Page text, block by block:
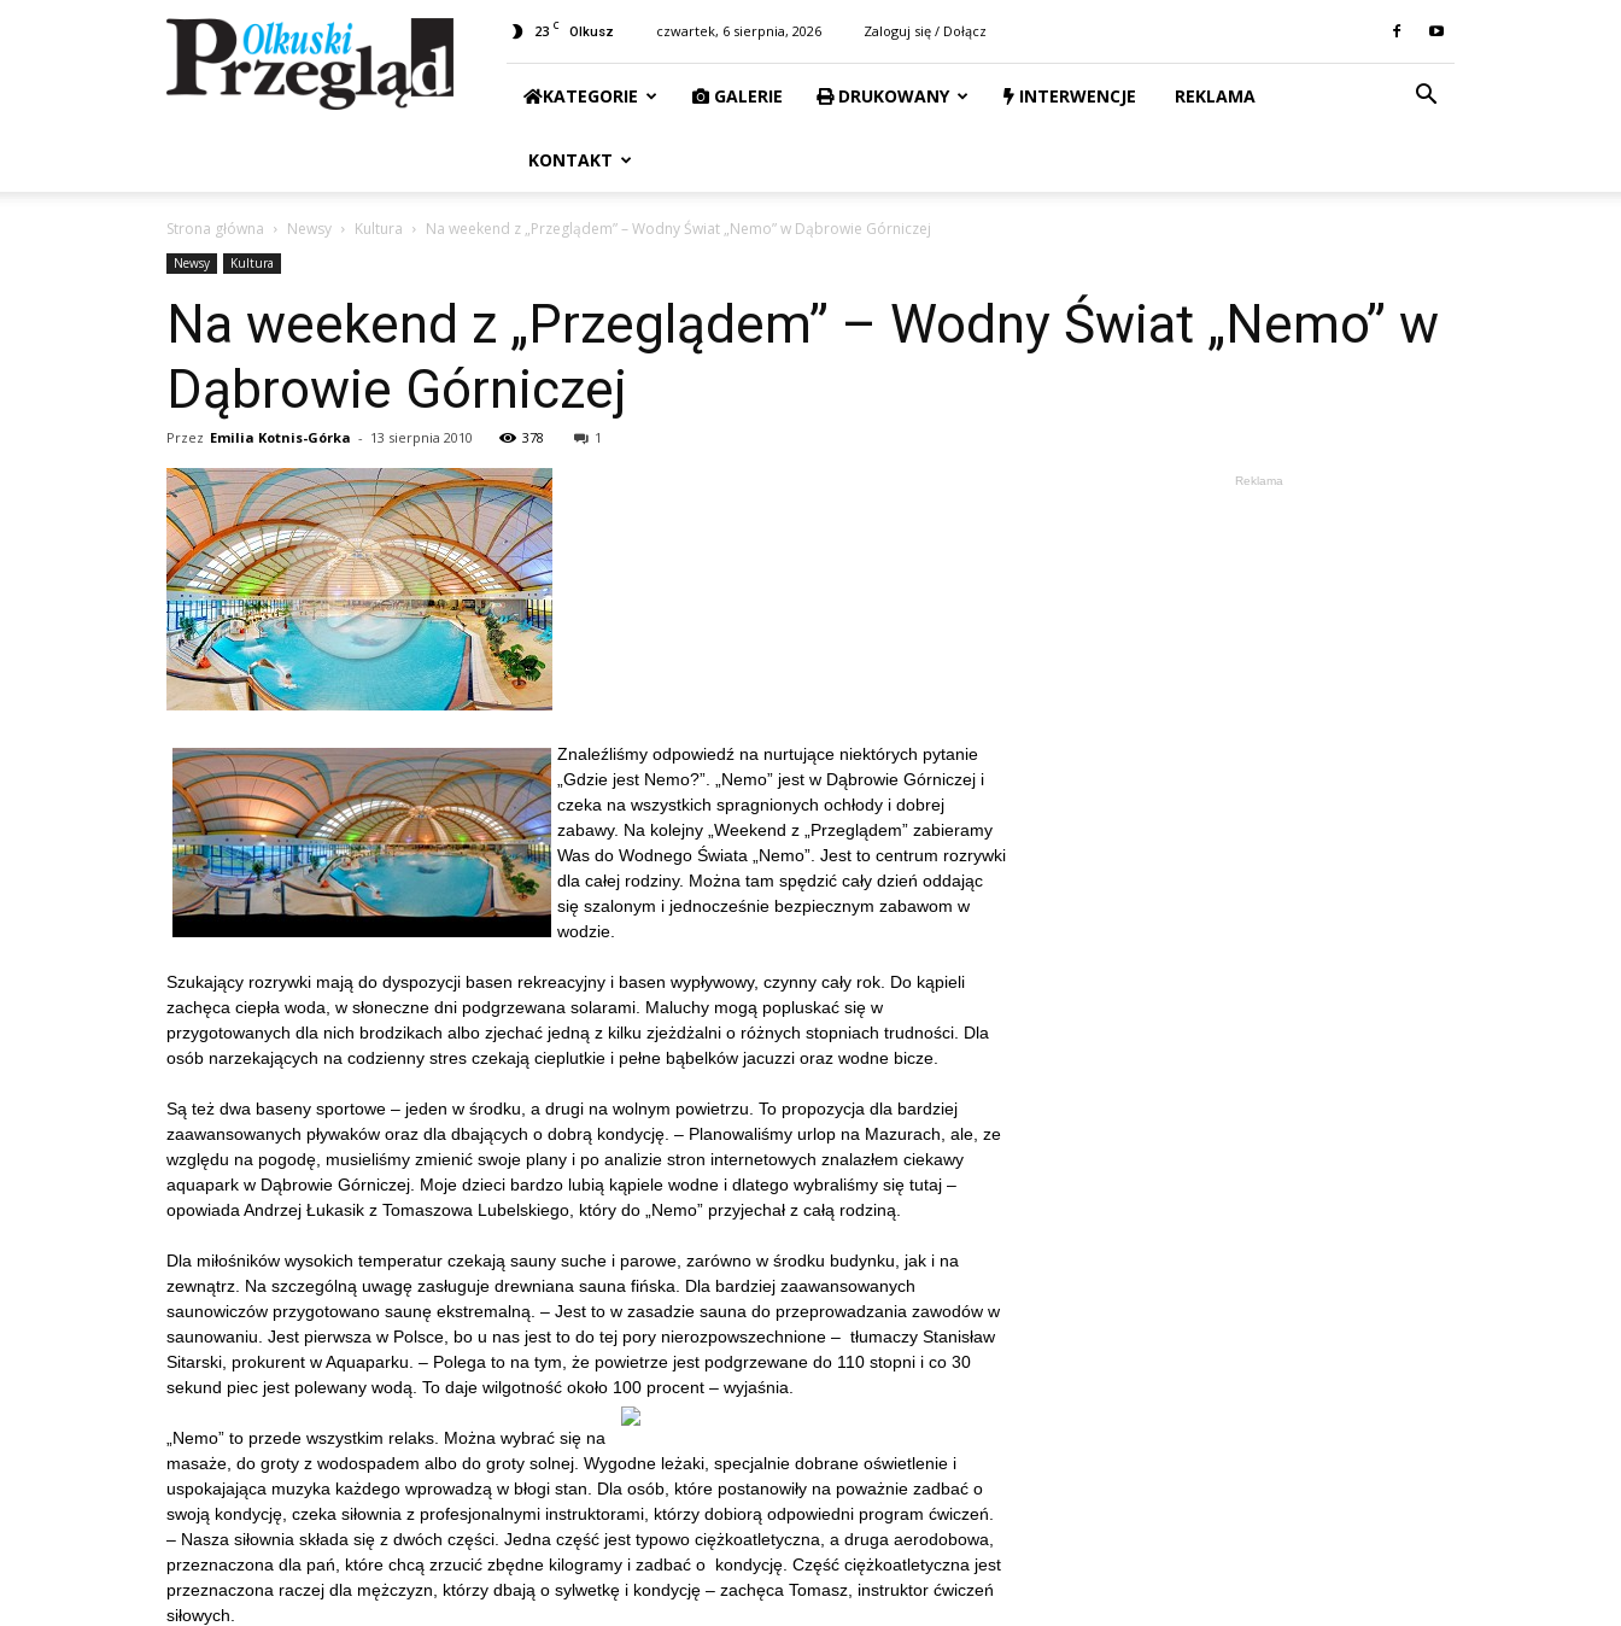
Przegląd
Olkuski
23 C Olkusz czwartek, 6 sierpnia, 2026 Zaloguj się / Dołącz
KATEGORIE GALERIE DRUKOWANY INTERWENCJE REKLAMA
KONTAKT
Strona główna Newsy Kultura Na weekend z „Przeglądem” – Wodny Świat „Nemo” w Dąbrowie Górniczej
Newsy Kultura
Na weekend z „Przeglądem” – Wodny Świat „Nemo” w
Dąbrowie Górniczej
Przez Emilia Kotnis-Górka - 13 sierpnia 2010 378 1
Znaleźliśmy odpowiedź na nurtujące niektórych pytanie
„Gdzie jest Nemo?”. „Nemo” jest w Dąbrowie Górniczej i
czeka na wszystkich spragnionych ochłody i dobrej
zabawy. Na kolejny „Weekend z „Przeglądem” zabieramy
Was do Wodnego Świata „Nemo”. Jest to centrum rozrywki
dla całej rodziny. Można tam spędzić cały dzień oddając
się szalonym i jednocześnie bezpiecznym zabawom w
wodzie.
Szukający rozrywki mają do dyspozycji basen rekreacyjny i basen wypływowy, czynny cały rok. Do kąpieli
zachęca ciepła woda, w słoneczne dni podgrzewana solarami. Maluchy mogą popluskać się w
przygotowanych dla nich brodzikach albo zjechać jedną z kilku zjeżdżalni o różnych stopniach trudności. Dla
osób narzekających na codzienny stres czekają cieplutkie i pełne bąbelków jacuzzi oraz wodne bicze.
Są też dwa baseny sportowe – jeden w środku, a drugi na wolnym powietrzu. To propozycja dla bardziej
zaawansowanych pływaków oraz dla dbających o dobrą kondycję. – Planowaliśmy urlop na Mazurach, ale, ze
względu na pogodę, musieliśmy zmienić swoje plany i po analizie stron internetowych znalazłem ciekawy
aquapark w Dąbrowie Górniczej. Moje dzieci bardzo lubią kąpiele wodne i dlatego wybraliśmy się tutaj –
opowiada Andrzej Łukasik z Tomaszowa Lubelskiego, który do „Nemo” przyjechał z całą rodziną.
Dla miłośników wysokich temperatur czekają sauny suche i parowe, zarówno w środku budynku, jak i na
zewnątrz. Na szczególną uwagę zasługuje drewniana sauna fińska. Dla bardziej zaawansowanych
saunowiczów przygotowano saunę ekstremalną. – Jest to w zasadzie sauna do przeprowadzania zawodów w
saunowaniu. Jest pierwsza w Polsce, bo u nas jest to do tej pory nierozpowszechnione – tłumaczy Stanisław
Sitarski, prokurent w Aquaparku. – Polega to na tym, że powietrze jest podgrzewane do 110 stopni i co 30
sekund piec jest polewany wodą. To daje wilgotność około 100 procent – wyjaśnia.
„Nemo” to przede wszystkim relaks. Można wybrać się na
masaże, do groty z wodospadem albo do groty solnej. Wygodne leżaki, specjalnie dobrane oświetlenie i
uspokajająca muzyka każdego wprowadzą w błogi stan. Dla osób, które postanowiły na poważnie zadbać o
swoją kondycję, czeka siłownia z profesjonalnymi instruktorami, którzy dobiorą odpowiedni program ćwiczeń.
– Nasza siłownia składa się z dwóch części. Jedna część jest typowo ciężkoatletyczna, a druga aerodobowa,
przeznaczona dla pań, które chcą zrzucić zbędne kilogramy i zadbać o kondycję. Część ciężkoatletyczna jest
przeznaczona raczej dla mężczyzn, którzy dbają o sylwetkę i kondycję – zachęca Tomasz, instruktor ćwiczeń
siłowych.
Reklama